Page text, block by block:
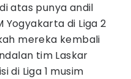
atas punya andil
Yogyakarta di Liga 2
mereka kembali
tim Laskar
di Liga 1 musim